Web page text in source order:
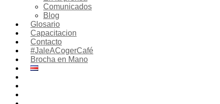
Comunicados
Blog
Glosario
Capacitacion
Contacto
#JaleACogerCafé
Brocha en Mano